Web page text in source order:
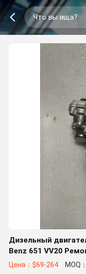
Дизельный
Benz 651 VV20
Цена：$69-264 MOQ